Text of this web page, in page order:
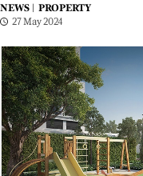
NEWS |
PROPERTY
27 May 2024